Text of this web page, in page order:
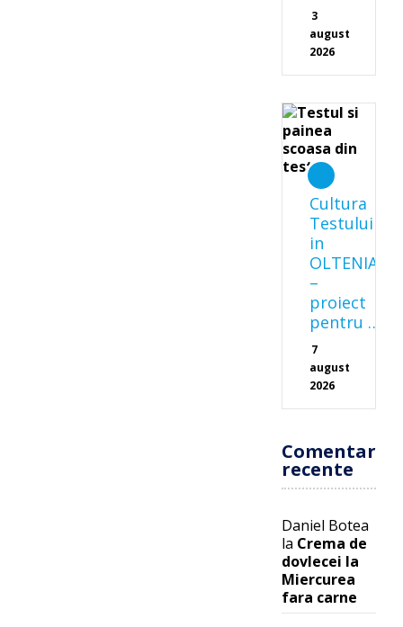
3
august
2026
Cultura
Testului
in
OLTENIA
–
proiect
pentru …
7
august
2026
Comentarii
recente
Daniel Botea
la Crema de
dovlecei la
Miercurea
fara carne